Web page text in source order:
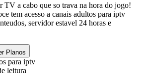
TV a cabo que so trava na hora do jogo!
tem acesso a canais adultos para iptv
servidor estavel 24 horas e
Planos
para iptv
leitura